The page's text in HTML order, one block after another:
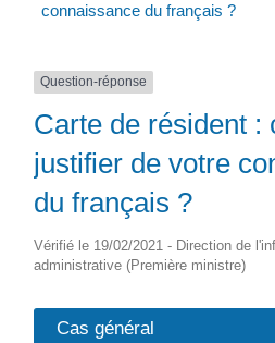
connaissance du français ?
Question-réponse
Carte de résident :
justifier de votre
du français ?
Vérifié le 19/02/2021 - Direction de
administrative (Première ministre)
Cas général